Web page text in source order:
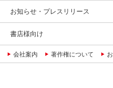
お知らせ・プレスリリース
書店様向け
会社案内 著作権について